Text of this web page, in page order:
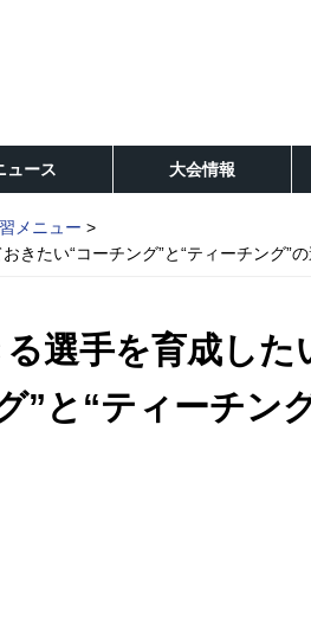
ュース 大会情報
メニュー
きたい“コーチング”と“ティーチング”
選手を育成した
”と“ティーチン